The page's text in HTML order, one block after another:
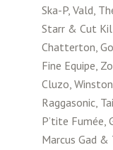
Ska-P, Vald,
Starr & Cut
Chatterton,
Fine Equipe,
Cluzo,
Raggasonic,
P’tite Fumée,
Marcus Gad &